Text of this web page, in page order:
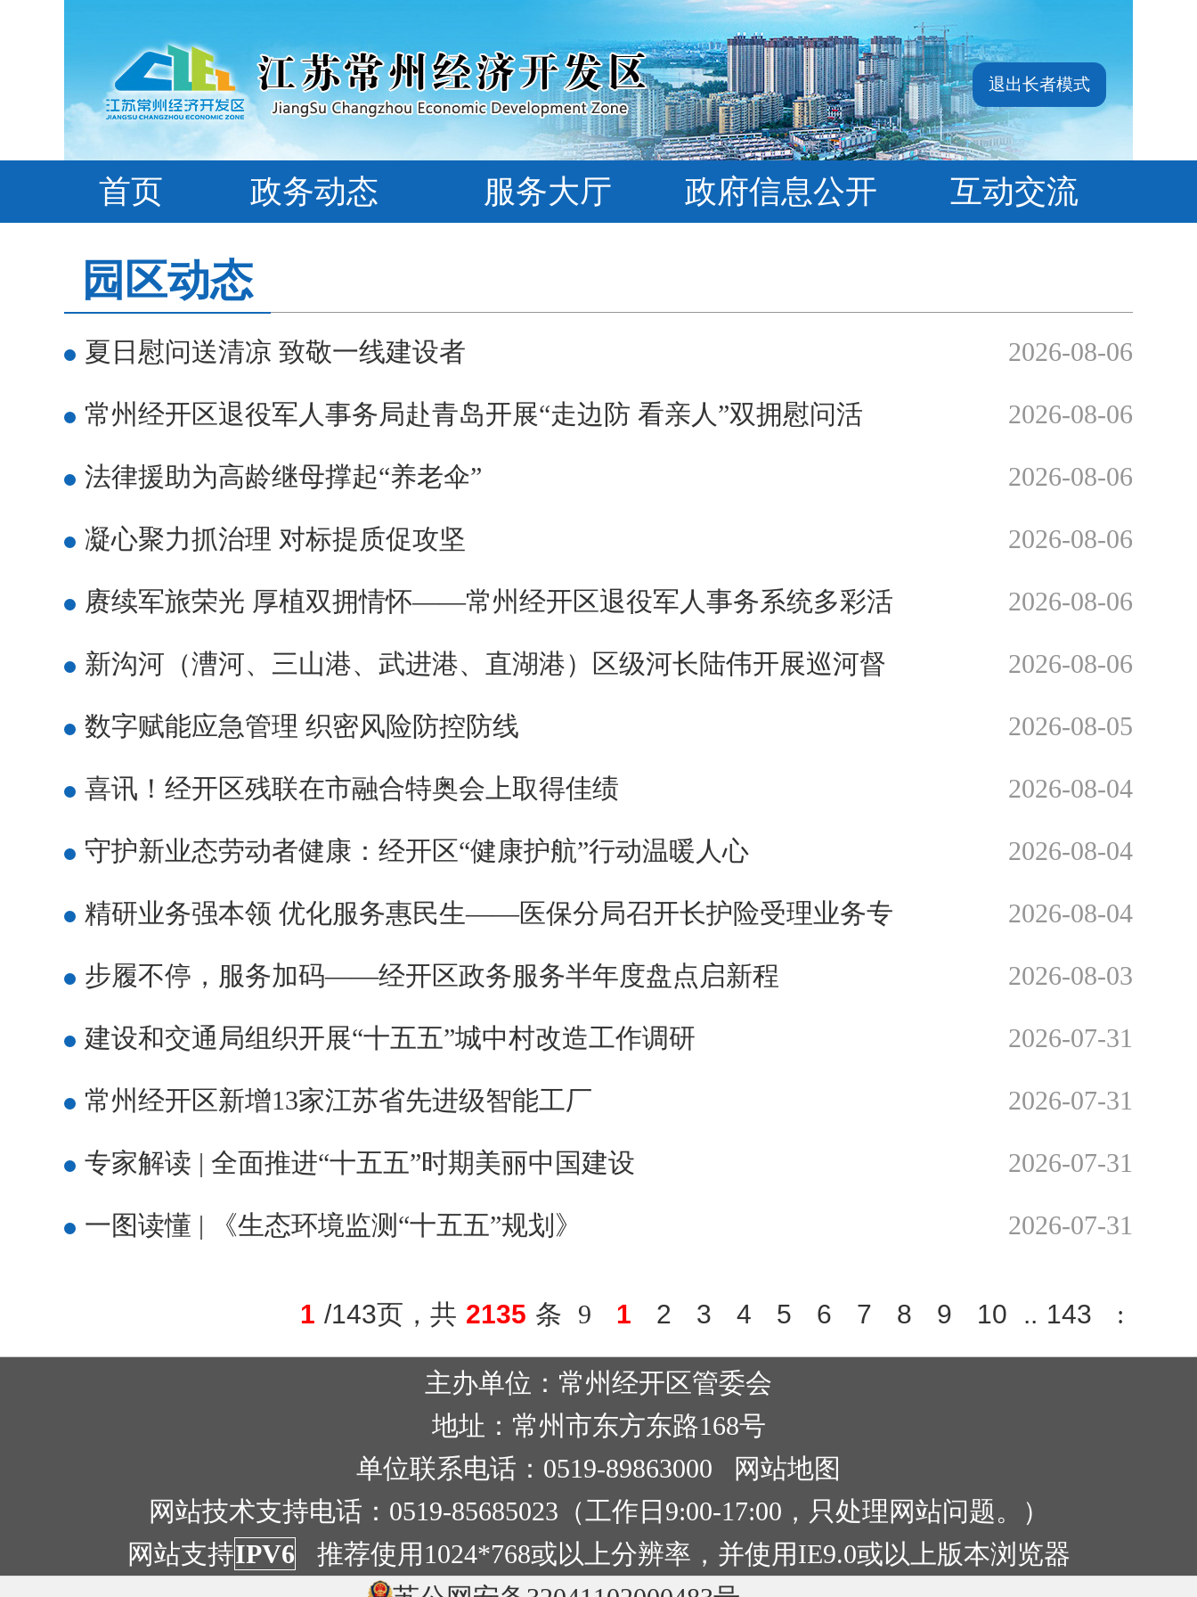
退出长者模式
首页 政务动态 服务大厅 政府信息公开 互动交流
园区动态
夏日慰问送清凉 致敬一线建设者 2026-08-06
常州经开区退役军人事务局赴青岛开展“走边防 看亲人”双拥慰问活 2026-08-06
法律援助为高龄继母撑起“养老伞” 2026-08-06
凝心聚力抓治理 对标提质促攻坚 2026-08-06
赓续军旅荣光 厚植双拥情怀——常州经开区退役军人事务系统多彩活 2026-08-06
新沟河（漕河、三山港、武进港、直湖港）区级河长陆伟开展巡河督 2026-08-06
数字赋能应急管理 织密风险防控防线 2026-08-05
喜讯！经开区残联在市融合特奥会上取得佳绩 2026-08-04
守护新业态劳动者健康：经开区“健康护航”行动温暖人心 2026-08-04
精研业务强本领 优化服务惠民生——医保分局召开长护险受理业务专 2026-08-04
步履不停，服务加码——经开区政务服务半年度盘点启新程 2026-08-03
建设和交通局组织开展“十五五”城中村改造工作调研 2026-07-31
常州经开区新增13家江苏省先进级智能工厂 2026-07-31
专家解读 | 全面推进“十五五”时期美丽中国建设 2026-07-31
一图读懂 | 《生态环境监测“十五五”规划》 2026-07-31
1 /143页，共 2135 条 9 1 2 3 4 5 6 7 8 9 10 .. 143 :
主办单位：常州经开区管委会
地址：常州市东方东路168号
单位联系电话：0519-89863000
网站地图
网站技术支持电话：0519-85685023（工作日9:00-17:00，只处理网站问题。）
网站支持IPV6 推荐使用1024*768或以上分辨率，并使用IE9.0或以上版本浏览器